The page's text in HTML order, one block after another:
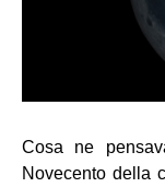
Cosa ne
Novecento della